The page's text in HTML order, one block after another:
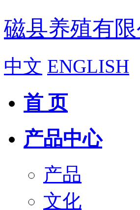
磁县养殖有限
中文 ENGLISH
首 页
产品中心
产品
文化